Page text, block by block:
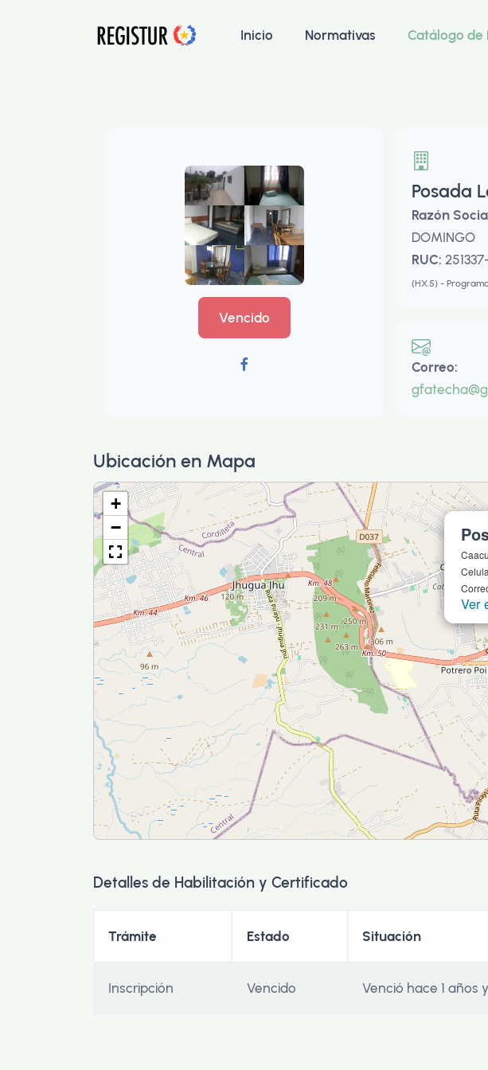
Inicio Normativas Catálogo de
Vencido
Posada
Razón
DOMINGO
RUC:
(HX.5) -
Correo:
Ubicación en Mapa
Ver
+
−
Detalles de Habilitación y Certificado
Trámite Estado Situación
Inscripción Vencido Venció hace 1 años